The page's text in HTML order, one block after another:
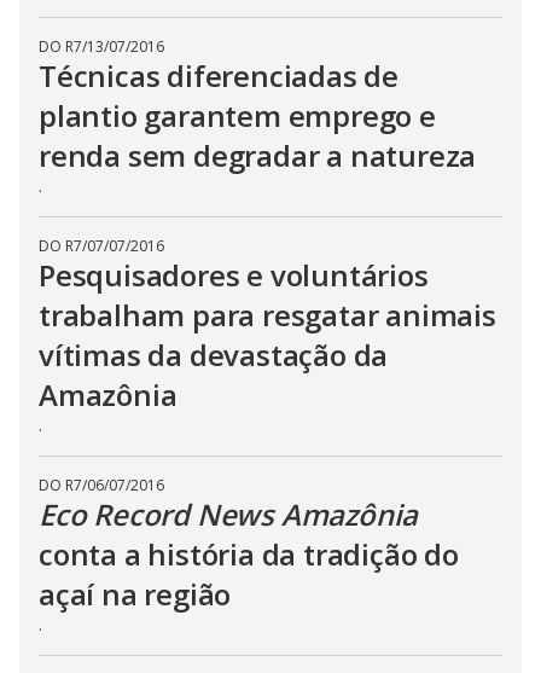
DO R7/13/07/2016
Técnicas diferenciadas de
plantio garantem emprego e
renda sem degradar a natureza
.
DO R7/07/07/2016
Pesquisadores e voluntários
trabalham para resgatar animais
vítimas da devastação da
Amazônia
.
DO R7/06/07/2016
Eco Record News Amazônia
conta a história da tradição do
açaí na região
.